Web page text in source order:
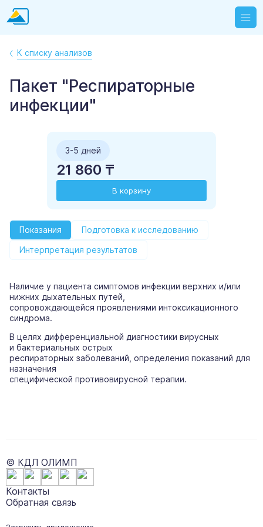
К списку анализов
Пакет "Респираторные
инфекции"
3-5 дней
21 860 ₸
В корзину
Показания
Подготовка к исследованию
Интерпретация результатов
Наличие у пациента симптомов инфекции верхних и/или
нижних дыхательных путей,
сопровождающейся проявлениями интоксикационного
синдрома.
В целях дифференциальной диагностики вирусных
и бактериальных острых
респираторных заболеваний, определения показаний для
назначения
специфической противовирусной терапии.
© КДЛ ОЛИМП
Контакты
Обратная связь